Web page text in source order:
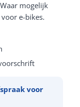
mogelijk
e-bikes.
voor